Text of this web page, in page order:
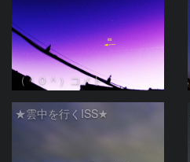
（＾０＾）コメト
★雲中を行くISS★